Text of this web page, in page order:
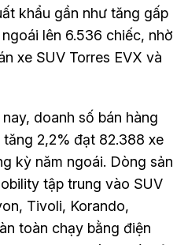
khẩu gần như tăng gấp
lên 6.536 chiếc, nhờ
xe SUV Torres EVX và
doanh số bán hàng
2,2% đạt 82.388 xe
kỳ năm ngoái. Dòng sản
tập trung vào SUV
Tivoli, Korando,
toàn chạy bằng điện